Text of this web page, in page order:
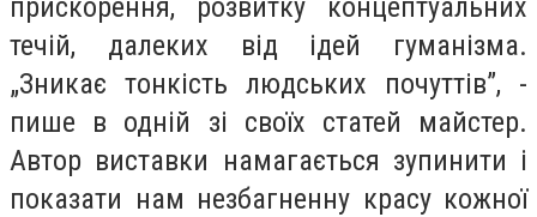
течій, далеких від ідей гуманізма.
„Зникає тонкість людських почуттів”, -
пише в одній зі своїх статей майстер.
Автор виставки намагається зупинити і
показати нам незбагненну красу кожної